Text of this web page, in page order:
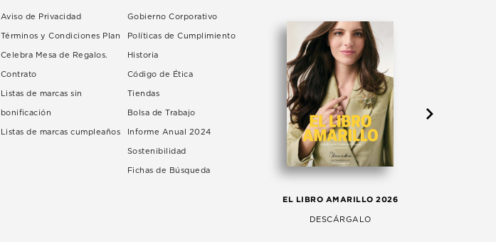
Aviso de Privacidad
Términos y Condiciones Plan
Celebra Mesa de Regalos.
Contrato
Listas de marcas sin
bonificación
Listas de marcas cumpleaños
Gobierno Corporativo
Políticas de Cumplimiento
Historia
Código de Ética
Tiendas
Bolsa de Trabajo
Informe Anual 2024
Sostenibilidad
Fichas de Búsqueda
EL LIBRO AMARILLO 2026
DESCÁRGALO